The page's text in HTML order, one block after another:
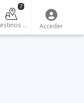
Destinos turísticos
7
Acceder